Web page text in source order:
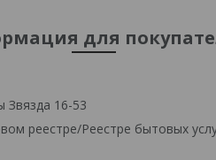
для
Звязда 16-53
реестре/Реестре бытовых